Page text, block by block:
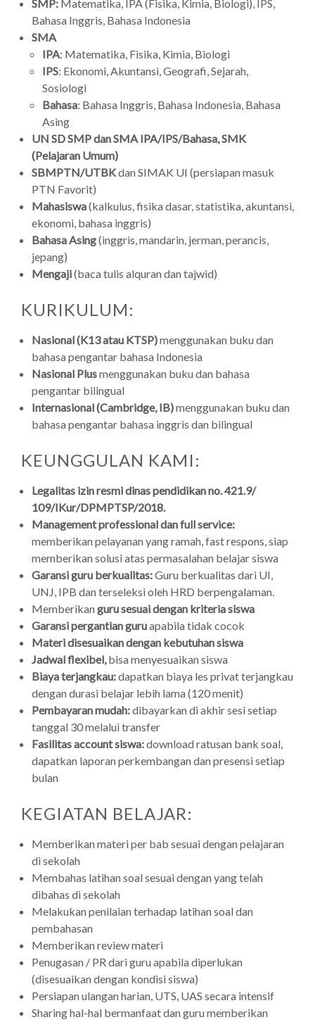
SMP: Matematika, IPA (Fisika, Kimia, Biologi), IPS,
Bahasa Inggris, Bahasa Indonesia
SMA
IPA: Matematika, Fisika, Kimia, Biologi
IPS: Ekonomi, Akuntansi, Geografi, Sejarah,
Sosiologi
Bahasa: Bahasa Inggris, Bahasa Indonesia, Bahasa
Asing
UN SD SMP dan SMA IPA/IPS/Bahasa, SMK
(Pelajaran Umum)
SBMPTN/UTBKdan SIMAK UI (persiapan masuk
PTN Favorit)
Mahasiswa(kalkulus, fisika dasar, statistika, akuntansi,
ekonomi, bahasa inggris)
Bahasa Asing(inggris, mandarin, jerman, perancis,
jepang)
Mengaji(baca tulis alquran dan tajwid)
KURIKULUM:
Nasional (K13 atau KTSP)menggunakan buku dan
bahasa pengantar bahasa Indonesia
Nasional Plusmenggunakan buku dan bahasa
pengantar bilingual
Internasional (Cambridge, IB)menggunakan buku dan
bahasa pengantar bahasa inggris dan bilingual
KEUNGGULAN KAMI:
Legalitas izin resmi dinas pendidikan no. 421.9/
109/IKur/DPMPTSP/2018.
Management professional dan full service:
memberikan pelayanan yang ramah, fast respons, siap
memberikan solusi atas permasalahan belajar siswa
Garansi guru berkualitas:Guru berkualitas dari UI,
UNJ, IPB dan terseleksi oleh HRD berpengalaman.
Memberikan guru sesuai dengan kriteria siswa
Garansi pergantian guruapabila tidak cocok
Materi disesuaikan dengan kebutuhan siswa
Jadwal flexibel,bisa menyesuaikan siswa
Biaya terjangkau:dapatkan biaya les privat terjangkau
dengan durasi belajar lebih lama (120 menit)
Pembayaran mudah:dibayarkan di akhir sesi setiap
tanggal 30 melalui transfer
Fasilitas account siswa:download ratusan bank soal,
dapatkan laporan perkembangan dan presensi setiap
bulan
KEGIATAN BELAJAR:
Memberikan materi per bab sesuai dengan pelajaran
di sekolah
Membahas latihan soal sesuai dengan yang telah
dibahas di sekolah
Melakukan penilaian terhadap latihan soal dan
pembahasan
Memberikan review materi
Penugasan / PR dari guru apabila diperlukan
(disesuaikan dengan kondisi siswa)
Persiapan ulangan harian, UTS, UAS secara intensif
Sharing hal-hal bermanfaat dan guru memberikan